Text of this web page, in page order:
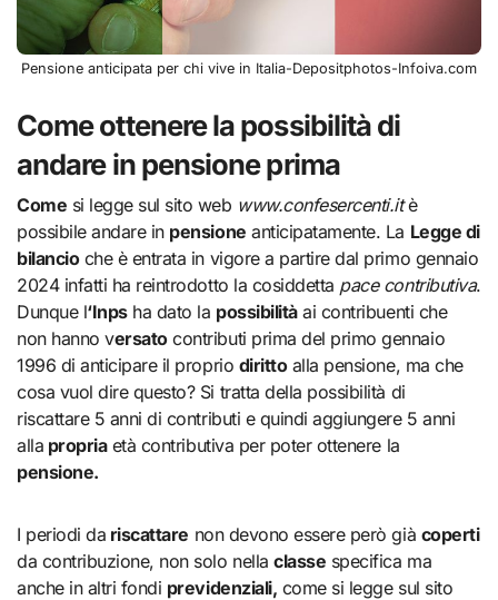
Pensione anticipata per chi vive in Italia-Depositphotos-Infoiva.com
Come ottenere la possibilità di
andare in pensione prima
Come si legge sul sito web www.confesercenti.itè
possibile andare in pensione anticipatamente. La Legge di
bilancioche è entrata in vigore a partire dal primo gennaio
2024 infatti ha reintrodotto la cosiddetta pace contributiva.
Dunque l‘Inpsha dato la possibilitàai contribuenti che
non hanno versatocontributi prima del primo gennaio
1996 di anticipare il proprio dirittoalla pensione, ma che
cosa vuol dire questo? Si tratta della possibilità di
riscattare 5 anni di contributi e quindi aggiungere 5 anni
alla propriaetà contributiva per poter ottenere la
pensione.
I periodi da riscattare non devono essere però già coperti
da contribuzione, non solo nellaclasse specifica ma
anche in altri fondi previdenziali, come si legge sul sito